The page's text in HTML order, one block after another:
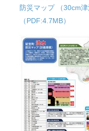
防災マップ （30cm
（PDF:4.7MB）